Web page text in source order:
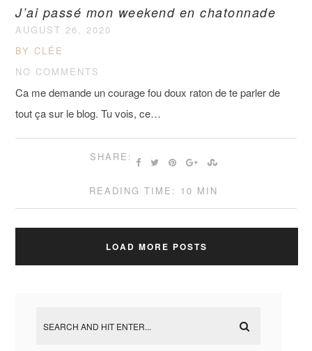
J’ai passé mon weekend en chatonnade
AUGUST 26, 2020
BY CLÉE
NO COMMENTS
Ca me demande un courage fou doux raton de te parler de
tout ça sur le blog. Tu vois, ce…
SHARE:
READING TIME: 10 MIN
LOAD MORE POSTS